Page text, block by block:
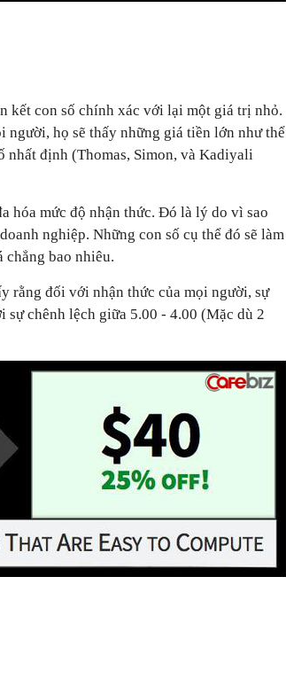
kết con số chính xác với lại một giá trị nhỏ.
người, họ sẽ thấy những giá tiền lớn như thể
nhất định (Thomas, Simon, và Kadiyali
hóa mức độ nhận thức. Đó là lý do vì sao
nghiệp. Những con số cụ thể đó sẽ làm
chẳng bao nhiêu.
rằng đối với nhận thức của mọi người, sự
chênh lệch giữa 5.00 - 4.00 (Mặc dù 2